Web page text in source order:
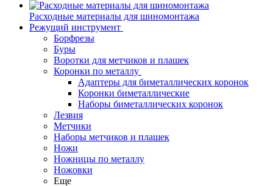
Расходные материалы для шиномонтажа
Режущий инструмент
Борфрезы
Буры
Воротки для метчиков и плашек
Коронки по металлу
Адаптеры для биметаллических коронок
Коронки биметаллические
Наборы биметаллических коронок
Лезвия
Метчики
Наборы метчиков и плашек
Ножи
Ножницы по металлу
Ножовки
Еще